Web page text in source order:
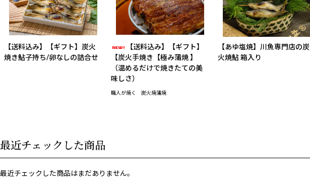
【送料込み】【ギフト】炭火
焼き鮎子持ち/卵なしの詰合せ
【送料込み】【ギフト】
【炭火手焼き【極み蒲焼 】
（温めるだけで焼きたての美
味しさ）
職人が焼く 炭火焼蒲焼
【あゆ塩焼】川魚専門店の炭
火焼鮎 箱入り
最近チェックした商品
最近チェックした商品はまだありません。